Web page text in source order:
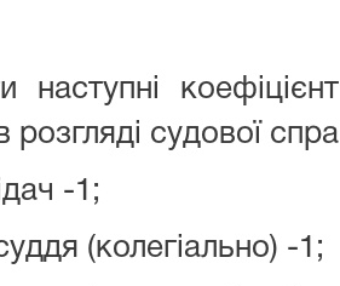
наступні
розгляді судової
-1;
(колегіально) -1;